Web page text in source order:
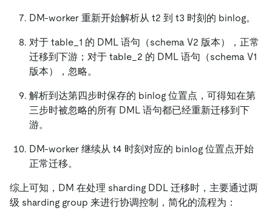
DM-worker 重新开始解析从 t2 到 t3 时刻的 binlog。
对于 table_1 的 DML 语句（schema V2 版本），正常
迁移到下游；对于 table_2 的 DML 语句（schema V1
版本），忽略。
解析到达第四步时保存的 binlog 位置点，可得知在第
三步时被忽略的所有 DML 语句都已经重新迁移到下
游。
DM-worker 继续从 t4 时刻对应的 binlog 位置点开始
正常迁移。
综上可知，DM 在处理 sharding DDL 迁移时，主要通过两
级 sharding group 来进行协调控制，简化的流程为：